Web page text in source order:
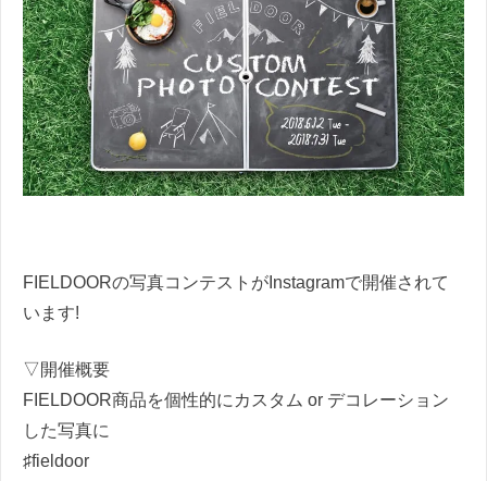
FIELDOORの写真コンテストがInstagramで開催されて
います!
▽開催概要
FIELDOOR商品を個性的にカスタム or デコレーション
した写真に
♯fieldoor